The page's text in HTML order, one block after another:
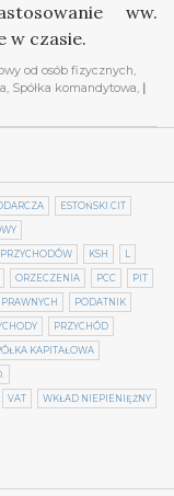
ww.
w czasie.
od osób fizycznych,
Spółka komandytowa, |
ESTOŃSKI CIT
KSH L
ORZECZENIA PCC PIT
PODATNIK
PRZYCHÓD
KAPITAŁOWA
VAT WKŁAD NIEPIENIĘŻNY